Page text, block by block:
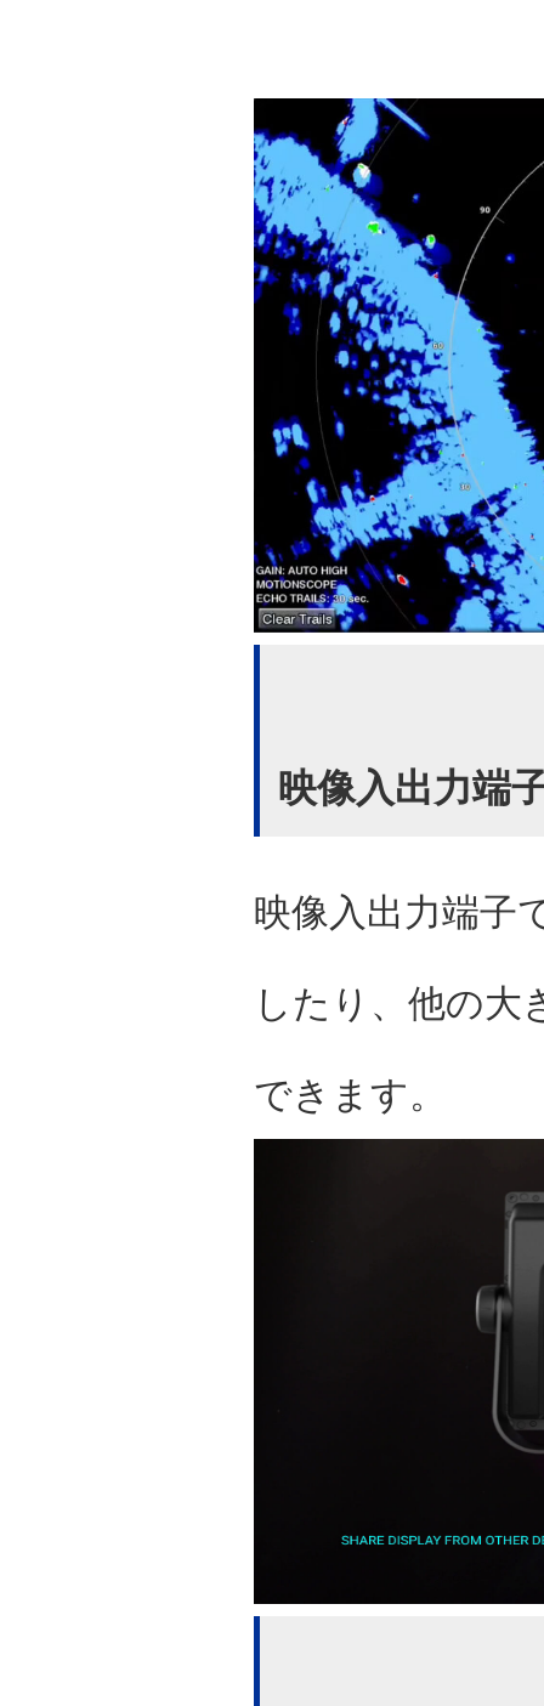
映像入出力端
映像入出力端子
したり、他の大
できます。